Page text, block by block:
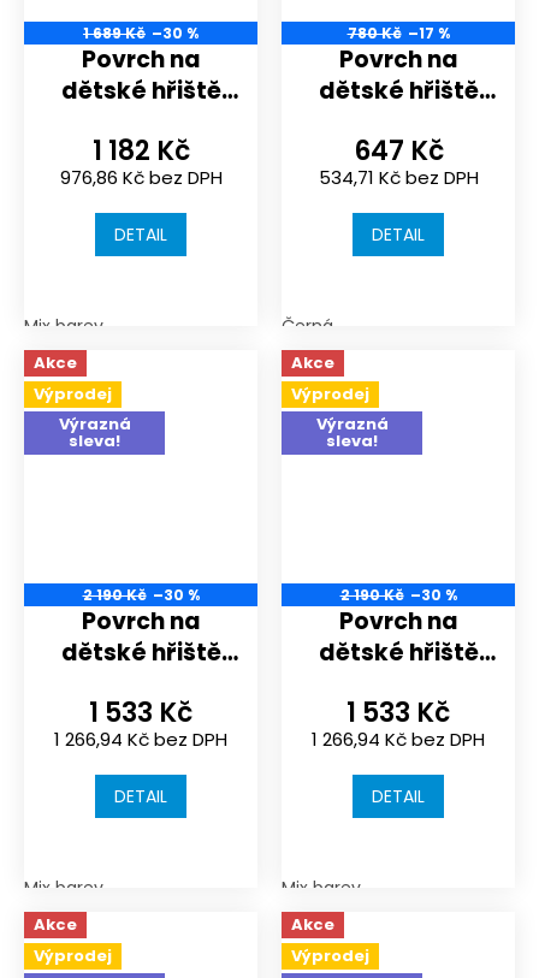
1 689 Kč –30 %
Povrch na
dětské hřiště
sportoviště |
1000x1000x18
mm | spojení
puzzle
976,86 Kč bez DPH
1 182 Kč
DETAIL
Mix barev
780 Kč –17 %
Povrch na
dětské hřiště
sportoviště |
1000x1000x18
mm | spojení
puzzle
534,71 Kč bez DPH
647 Kč
DETAIL
Černá
Akce
Výprodej
Výrazná
sleva!
2 190 Kč –30 %
Povrch na
dětské hřiště
sportoviště |
1000x1000x30
mm | spojení
puzzle
1 266,94 Kč bez DPH
1 533 Kč
DETAIL
Mix barev
Akce
Výprodej
Výrazná
sleva!
2 190 Kč –30 %
Povrch na
dětské hřiště
sportoviště |
1000x1000x30
mm | spojení
puzzle
1 266,94 Kč bez DPH
1 533 Kč
DETAIL
Mix barev
Akce
Výprodej
Akce
Výprodej